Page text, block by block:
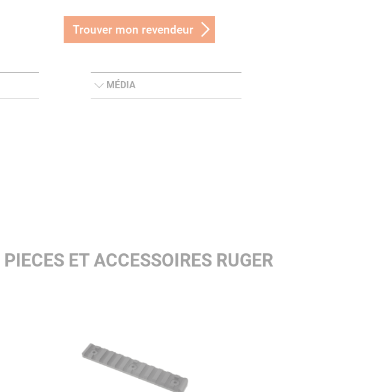
Trouver mon revendeur
MÉDIA
ET ACCESSOIRES RUGER